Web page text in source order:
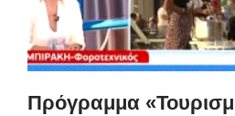
Πρόγραμμα